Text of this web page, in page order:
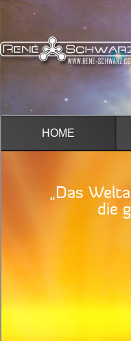
HOME
„Das
die